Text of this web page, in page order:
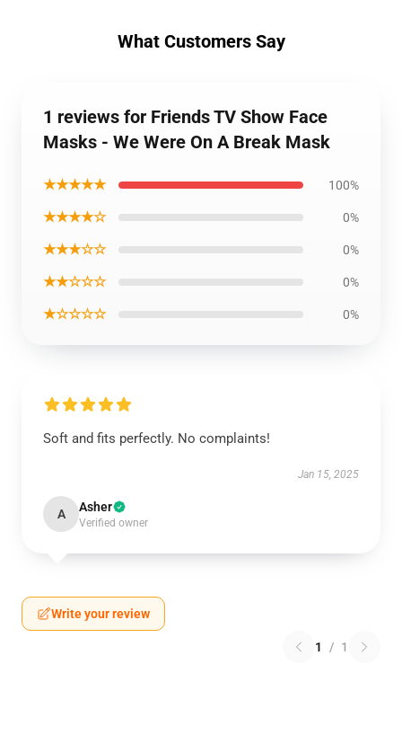
What Customers Say
1 reviews for Friends TV Show Face
Masks - We Were On A Break Mask
★★★★★ 100%
★★★★☆ 0%
★★★☆☆ 0%
★★☆☆☆ 0%
★☆☆☆☆ 0%
Soft and fits perfectly. No complaints!
Jan 15, 2025
A Asher
Verified owner
Write your review
1 / 1